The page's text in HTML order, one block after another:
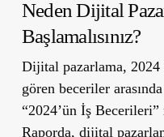
Neden Dijital
Başlamalısınız?
Dijital pazarlama, 2024
gören beceriler
“2024’ün İş Becerileri”
Raporda, dijital